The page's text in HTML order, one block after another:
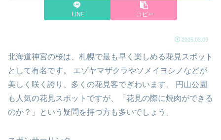
LINE コピー
2025.03.09
北海道神宮の桜は、札幌で最も早く楽しめる花見スポット
として有名です。 エゾヤマザクラやソメイヨシノなどが
美しく咲く誇り、多くの花見客でぎわいます。 円山公園
も人気の花見スポットですが、「花見の際に焼肉ができる
のか？」という疑問を持つ方も多いでしょう。